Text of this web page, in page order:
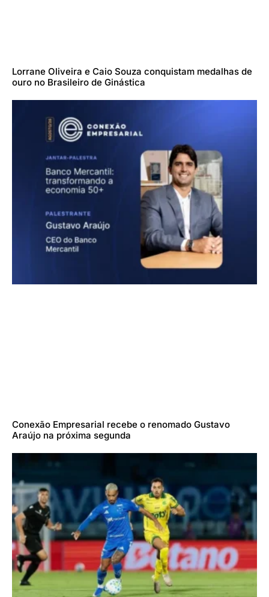
Lorrane Oliveira e Caio Souza conquistam medalhas de
ouro no Brasileiro de Ginástica
Conexão Empresarial recebe o renomado Gustavo
Araújo na próxima segunda